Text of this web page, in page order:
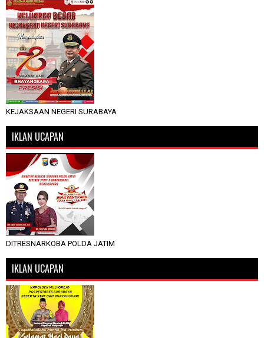
KEJAKSAAN NEGERI SURABAYA
IKLAN UCAPAN
DITRESNARKOBA POLDA JATIM
IKLAN UCAPAN